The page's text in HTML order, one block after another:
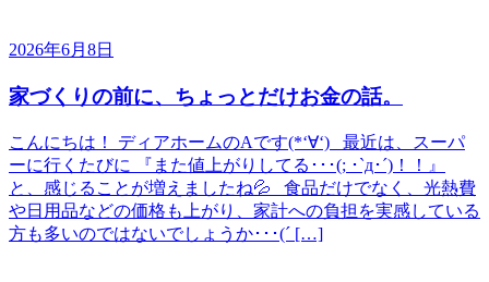
2026年6月8日
家づくりの前に、ちょっとだけお金の話。
こんにちは！ ディアホームのAです(*‘∀‘) 最近は、スーパ
ーに行くたびに 『また値上がりしてる･･･(; ･`д･´)！！』
と、感じることが増えましたね💦 食品だけでなく、光熱費
や日用品などの価格も上がり、家計への負担を実感している
方も多いのではないでしょうか･･･(´ […]